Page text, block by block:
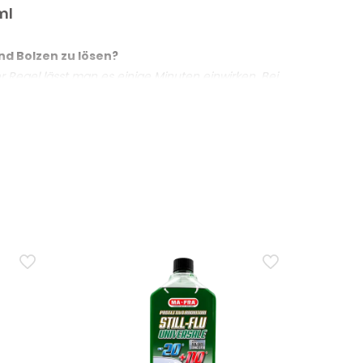
Bolzen zu lösen?
lässt man es einige Minuten einwirken. Bei
Pinsel aufzutragen?
Gebrauch, während der Pinsel hilft,
die sich schwer bewegen lassen?